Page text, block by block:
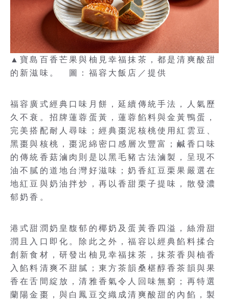
▲寶島百香芒果與柚見幸福抹茶，都是清爽酸甜
的新滋味。 圖：福容大飯店／提供
福容廣式經典口味月餅，延續傳統手法，人氣歷
久不衰。招牌蓮蓉蛋黃，蓮蓉餡料與金黃鴨蛋，
完美搭配耐人尋味；經典棗泥核桃使用紅雲豆、
黑棗與核桃，棗泥綿密口感層次豐富；鹹香口味
的傳統香菇滷肉則是以黑毛豬古法滷製，呈現不
油不膩的道地台灣好滋味；奶香紅豆栗果嚴選在
地紅豆與奶油拌炒，再以香甜栗子提味，散發濃
郁奶香。
港式甜潤奶皇馥郁的椰奶及蛋黃香四溢，絲滑甜
潤且入口即化。除此之外，福容以經典餡料揉合
創新食材，研發出柚見幸福抹茶，抹茶香與柚香
入餡料清爽不甜膩；東方茶韻桑椹醇香茶韻與果
香在舌間綻放，清雅香氣令人回味無窮；再特選
蘭陽金棗，與白鳳豆交織成清爽酸甜的內餡，製